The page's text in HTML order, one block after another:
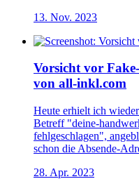
13. Nov. 2023
Vorsicht vor
von all-inkl.com
Heute erhielt ich
Betreff "deine-
fehlgeschlagen",
schon die Absende-
28. Apr. 2023